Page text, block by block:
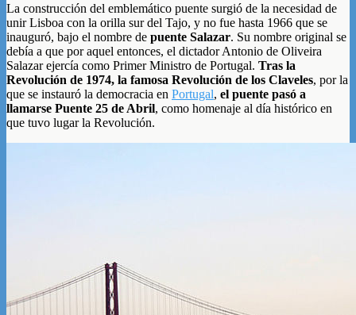
La construcción del emblemático puente surgió de la necesidad de
unir Lisboa con la orilla sur del Tajo, y no fue hasta 1966 que se
inauguró, bajo el nombre de puente Salazar. Su nombre original se
debía a que por aquel entonces, el dictador Antonio de Oliveira
Salazar ejercía como Primer Ministro de Portugal. Tras la
Revolución de 1974, la famosa Revolución de los Claveles, por la
que se instauró la democracia en Portugal, el puente pasó a
llamarse Puente 25 de Abril, como homenaje al día histórico en
que tuvo lugar la Revolución.